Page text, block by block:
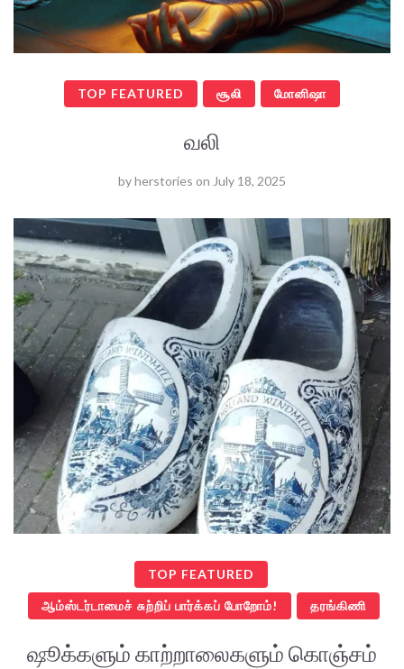
TOP FEATURED சூலி மோனிஷா
வலி
byherstories on July 18, 2025
TOP FEATURED
ஆம்ஸ்டர்டாமைச் சுற்றிப் பார்க்கப் போறோம்! தரங்கிணி
ஷூக்களும் காற்றாலைகளும் கொஞ்சம்